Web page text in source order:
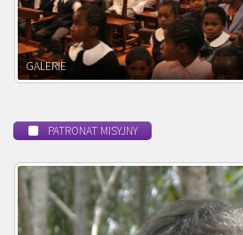
POWOŁANIE MISYJNE
PATRONAT MISYJNY